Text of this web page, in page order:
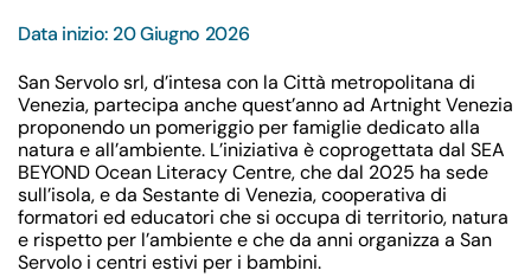
Data inizio: 20 Giugno 2026
San Servolo srl, d’intesa con la Città metropolitana di
Venezia, partecipa anche quest’anno ad Artnight Venezia
proponendo un pomeriggio per famiglie dedicato alla
natura e all’ambiente. L’iniziativa è coprogettata dal SEA
BEYOND Ocean Literacy Centre, che dal 2025 ha sede
sull’isola, e da Sestante di Venezia, cooperativa di
formatori ed educatori che si occupa di territorio, natura
e rispetto per l’ambiente e che da anni organizza a San
Servolo i centri estivi per i bambini.